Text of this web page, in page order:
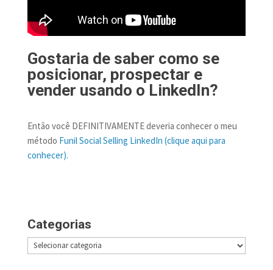
Gostaria de saber como se
posicionar, prospectar e
vender usando o LinkedIn?
Então você DEFINITIVAMENTE deveria conhecer o meu
método Funil Social Selling LinkedIn (clique aqui para
conhecer).
Categorias
Categorias